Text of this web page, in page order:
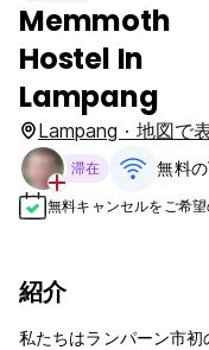
Memmoth
Hostel In
Lampang
Lampang · 地図で
滞在 無料
無料キャンセルをご希
紹介
私たちはランパーン市